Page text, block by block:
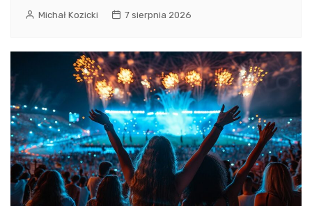
Michał Kozicki 7 sierpnia 2026